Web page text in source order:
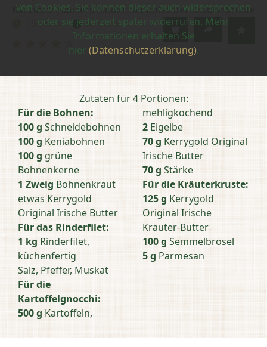
von Cookies. Sie können dieser auch widersprechen
oder sie jederzeit später widerrufen. Mehr
Informationen erhalten Sie
hier (Datenschutzerklärung).
Karlheinz Hausers Rinderfilet unter der Kräuterkruste
Zubereitungszeit:
165 Min Schwierigkeit:
einfach
Zutaten für 4 Portionen:
Für die Bohnen:
100 g Schneidebohnen
100 g Keniabohnen
100 g grüne
Bohnenkerne
1 Zweig Bohnenkraut
etwas Kerrygold
Original Irische Butter
Für das Rinderfilet:
1 kg Rinderfilet,
küchenfertig
Salz, Pfeffer, Muskat
Für die
Kartoffelgnocchi:
500 g Kartoffeln,
mehligkochend
2 Eigelbe
70 g Kerrygold Original
Irische Butter
70 g Stärke
Für die Kräuterkruste:
125 g Kerrygold
Original Irische
Kräuter-Butter
100 g Semmelbrösel
5 g Parmesan